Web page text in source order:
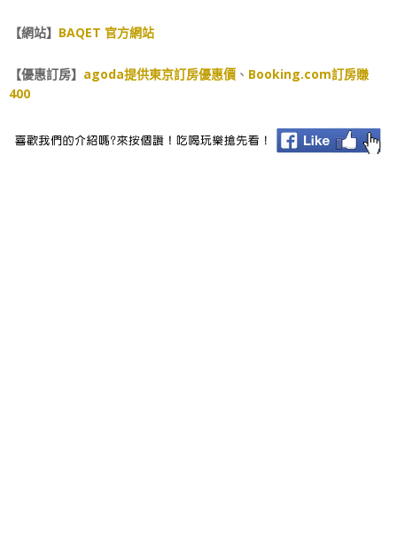
【網站】 BAQET 官方網站
【優惠訂房】 agoda提供東京訂房優惠價 、 Booking.com訂房賺
400